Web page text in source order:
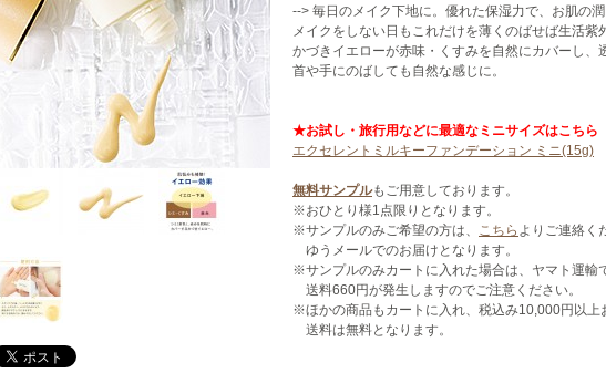
--> 毎日のメイク下地に。優れた保湿力で、 お肌の
メイクをしない日もこれだけを薄くのばせば生活紫
かづきイエローが赤味・くすみを自然にカバーし、
首や手にのばしても自然な感じに。
★お試し・旅行用などに最適なミニサイズはこちら
エクセレントミルキーファンデーション ミニ(15g)
無料サンプルもご用意しております。
※おひとり様1点限りとなります。
※サンプルのみご希望の方は、 こちら よりご連絡く
ゆうメールでのお届けとなります。
※サンプルのみカートに入れた場合は、ヤマト運輸
送料660円が発生しますのでご注意ください。
※ほかの商品もカートに入れ、税込み10,000円以上
送料は無料となります。